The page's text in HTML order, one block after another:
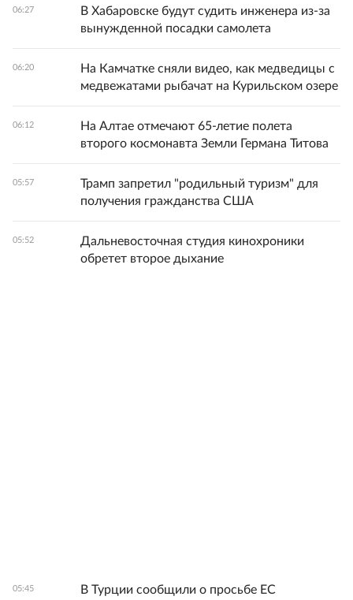
06:27
В Хабаровске будут судить инженера из-за
вынужденной посадки самолета
06:20
На Камчатке сняли видео, как медведицы с
медвежатами рыбачат на Курильском озере
06:12
На Алтае отмечают 65-летие полета
второго космонавта Земли Германа Титова
05:57
Трамп запретил "родильный туризм" для
получения гражданства США
05:52
Дальневосточная студия кинохроники
обретет второе дыхание
05:45
В Турции сообщили о просьбе ЕС